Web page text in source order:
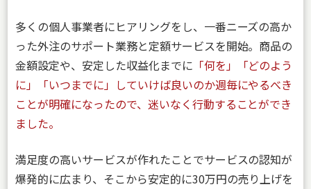
多くの個人事業者にヒアリングをし、一番ニーズの高か
った外注のサポート業務と定額サービスを開始。商品の
金額設定や、安定した収益化までに 「何を」「どのよう
に」「いつまでに」していけば良いのか週毎にやるべき
ことが明確になったので、迷いなく行動することができ
ました。
満足度の高いサービスが作れたことでサービスの認知が
爆発的に広まり、そこから安定的に30万円の売り上げを